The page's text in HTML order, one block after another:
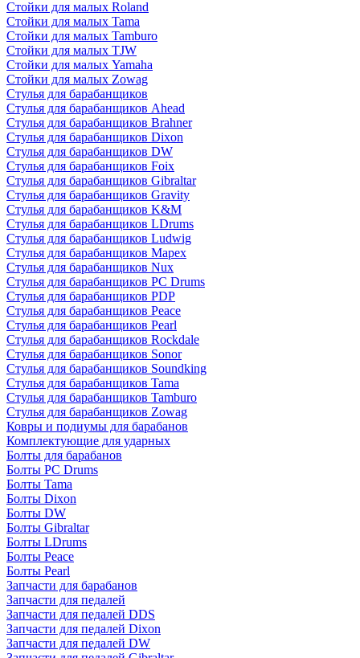
Стойки для малых Roland
Стойки для малых Tama
Стойки для малых Tamburo
Стойки для малых TJW
Стойки для малых Yamaha
Стойки для малых Zowag
Стулья для барабанщиков
Стулья для барабанщиков Ahead
Стулья для барабанщиков Brahner
Стулья для барабанщиков Dixon
Стулья для барабанщиков DW
Стулья для барабанщиков Foix
Стулья для барабанщиков Gibraltar
Стулья для барабанщиков Gravity
Стулья для барабанщиков K&M
Стулья для барабанщиков LDrums
Стулья для барабанщиков Ludwig
Стулья для барабанщиков Mapex
Стулья для барабанщиков Nux
Стулья для барабанщиков PC Drums
Стулья для барабанщиков PDP
Стулья для барабанщиков Peace
Стулья для барабанщиков Pearl
Стулья для барабанщиков Rockdale
Стулья для барабанщиков Sonor
Стулья для барабанщиков Soundking
Стулья для барабанщиков Tama
Стулья для барабанщиков Tamburo
Стулья для барабанщиков Zowag
Ковры и подиумы для барабанов
Комплектующие для ударных
Болты для барабанов
Болты PC Drums
Болты Tama
Болты Dixon
Болты DW
Болты Gibraltar
Болты LDrums
Болты Peace
Болты Pearl
Запчасти для барабанов
Запчасти для педалей
Запчасти для педалей DDS
Запчасти для педалей Dixon
Запчасти для педалей DW